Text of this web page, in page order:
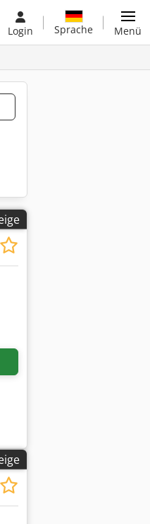
Login Sprache Menü